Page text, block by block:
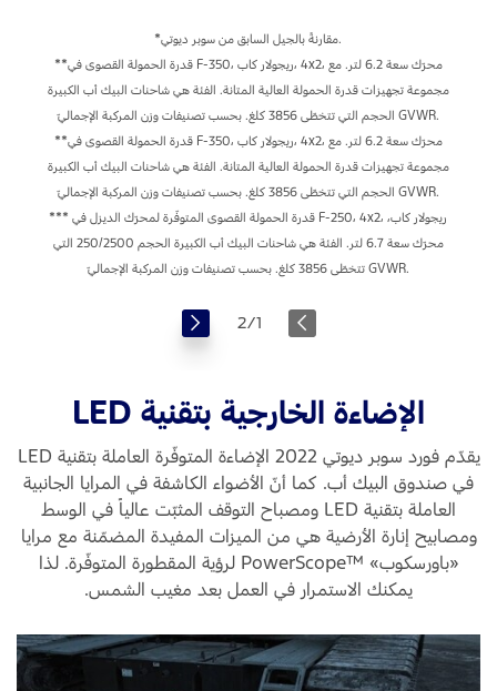
1
/
2
*مقارنةً بالجيل السابق من سوبر ديوتي.
**قدرة الحمولة القصوى في F-350، ريجولار كاب، ‎4x2، محرّك سعة 6.2 لتر. مع
مجموعة تجهيزات قدرة الحمولة العالية المتانة. الفئة هي شاحنات البيك أب الكبيرة
الحجم التي تتخطّى 3856 كلغ. بحسب تصنيفات وزن المركبة الإجماليّ GVWR.
**قدرة الحمولة القصوى في F-350، ريجولار كاب، ‎4x2، محرّك سعة 6.2 لتر. مع
مجموعة تجهيزات قدرة الحمولة العالية المتانة. الفئة هي شاحنات البيك أب الكبيرة
الحجم التي تتخطّى 3856 كلغ. بحسب تصنيفات وزن المركبة الإجماليّ GVWR.
*** قدرة الحمولة القصوى المتوفّرة لمحرّك الديزل في F-250، ‏‎4x2، ريجولار كاب،
محرّك سعة 6.7 لتر. الفئة هي شاحنات البيك أب الكبيرة الحجم 250/2500 التي
تتخطّى 3856 كلغ. بحسب تصنيفات وزن المركبة الإجماليّ GVWR.
الإضاءة الخارجية بتقنية LED
يقدّم فورد سوبر ديوتي 2022 الإضاءة المتوفّرة العاملة بتقنية LED
في صندوق البيك أب. كما أنّ الأضواء الكاشفة في المرايا الجانبية
العاملة بتقنية LED ومصباح التوقف المثبّت عالياً في الوسط
ومصابيح إنارة الأرضية هي من الميزات المفيدة المضمّنة مع مرايا
«باورسكوب» ™PowerScope لرؤية المقطورة المتوفّرة. لذا
يمكنك الاستمرار في العمل بعد مغيب الشمس.